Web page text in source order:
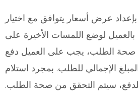
ستقوم Europelles بإعداد عرض أسعار يتوافق مع اختيار
لوضع اللمسات الأخيرة على
صحة الطلب، يجب على العميل دفع
الإجمالي للطلب. بمجرد استلام